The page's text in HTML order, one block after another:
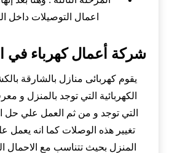
اعمال التوصيلات داخل
شركة أعمال كهرباء في
يقوم كهربائى منازل بالشارقة
الكهربائية التي توجد بالمنزل و
التي توجد و من ثم العمل علي حل
تغيير هذه الوصلات كما انه يعمل
المنزل بحيث تتناسب مع الاحمال